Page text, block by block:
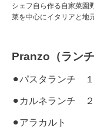
シェフ自ら作る自家菜園
菜を中心にイタリアと地
Pranzo（ランチ
⚫︎パスタランチ
⚫︎カルネランチ
⚫︎アラカルト